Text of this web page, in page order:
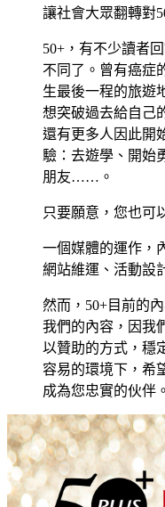
讓社會大眾翻轉對
50+，有不少讀者
不同了。曾有癌症
生最後一程的旅遊
想突破過去給自己
還有更多人因此開
驗：去遊學、開始
朋友……。
只要願意，您也可
一個媒體的運作，
網站維運、活動設
然而，50+目前的
我們的內容，因我
以贊助的方式，穩
容易的環境下，希
成為您忠實的伙伴。